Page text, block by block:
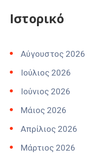
Ιστορικό
Αύγουστος 2026
Ιούλιος 2026
Ιούνιος 2026
Μάιος 2026
Απρίλιος 2026
Μάρτιος 2026